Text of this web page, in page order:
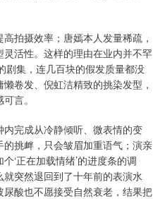
拍摄效率；唐嫣本人发量稀疏，
活性。这样的理由在业内并不罕
剧集，连几百块的假发质量都没
卷发、倪虹洁精致的挑染发型，
言。
完成从冷静倾听、微表情的变
挑衅，只会皱眉加重语气；演亲
‘正在加载情绪’的进度条的调
突然退回到了十年前的表演水
酸也不愿接受自然衰老，结果把